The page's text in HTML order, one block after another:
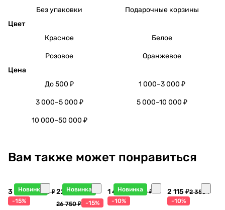
Без упаковки
Подарочные корзины
Цвет
Красное
Белое
Розовое
Оранжевое
Цена
До 500 ₽
1 000–3 000 ₽
3 000–5 000 ₽ 5 000–10 000 ₽
10 000–50 000 ₽
Вам также может понравиться
Новинка
3 998 ₽4 704 ₽
-15%
Новинка
22 738 ₽
26 750 ₽ -15%
Новинка
1 440 ₽1 600 ₽
-10%
2 115 ₽2 350 ₽
-10%